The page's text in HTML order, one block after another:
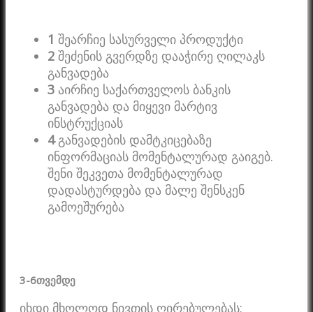
1 შეარჩიე სასურველი პროდუქტი
2 შეძენის გვერდზე დააჭირე ღილაკს
განვადება
3 აირჩიე საქართველოს ბანკის
განვადება და მიყევი მარტივ
ინსტრუქციას
4განვადების დამტკიცებაზე
ინფორმაციას მომენტალურად გაიგებ.
შენი შეკვეთა მომენტალურად
დადასტურდება და მალე შენსკენ
გამოეშურება
3-6თვემდე
იხდი მხოლოდ ნივთის ღირებულებას: